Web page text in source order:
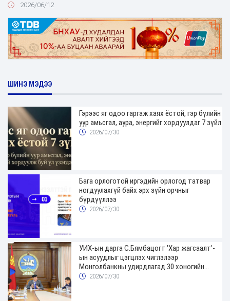
2026/06/12
ШИНЭ МЭДЭЭ
Гэрээс яг одоо гаргаж хаях ёстой, гэр бүлийн
уур амьсгал, аура, энергийг хордуулдаг 7 зүйл
2026/07/30
Бага орлоготой иргэдийн орлогод татвар
ногдуулахгүй байх эрх зүйн орчныг
бүрдүүллээ
2026/07/30
УИХ-ын дарга С.Бямбацогт 'Хар жагсаалт'-
ын асуудлыг цэгцлэх чиглэлээр
Монголбанкны удирдлагад 30 хоногийн
хугацаатай үүрэг өглөө
2026/07/30